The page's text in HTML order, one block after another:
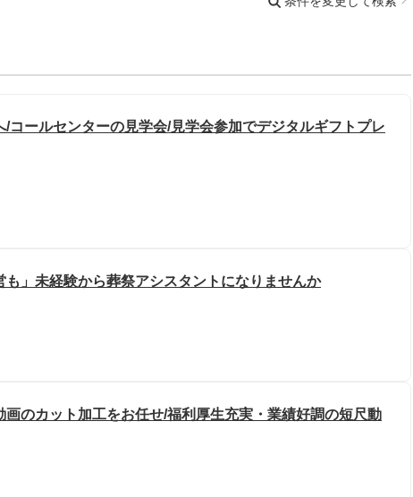
コールセンターの見学会/見学会参加でデジタルギフトプレ
も」未経験から葬祭アシスタントになりませんか
画のカット加工をお任せ/福利厚生充実・業績好調の短尺動